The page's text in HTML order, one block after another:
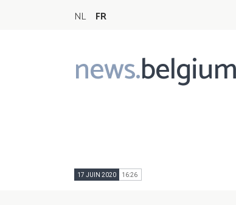
NL FR
news.belgium
Main
navigation
17 JUIN 2020 16:26